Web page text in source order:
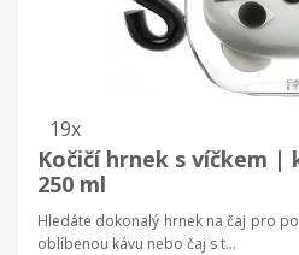
19x
Kočičí hrnek s víčkem |
250 ml
Hledáte dokonalý hrnek na čaj pro
oblíbenou kávu nebo čaj s t...